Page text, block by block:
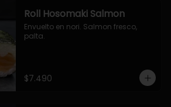
Roll Hosomaki Salmon
Envuelto en nori. Salmon fresco,
palta.
$7.490